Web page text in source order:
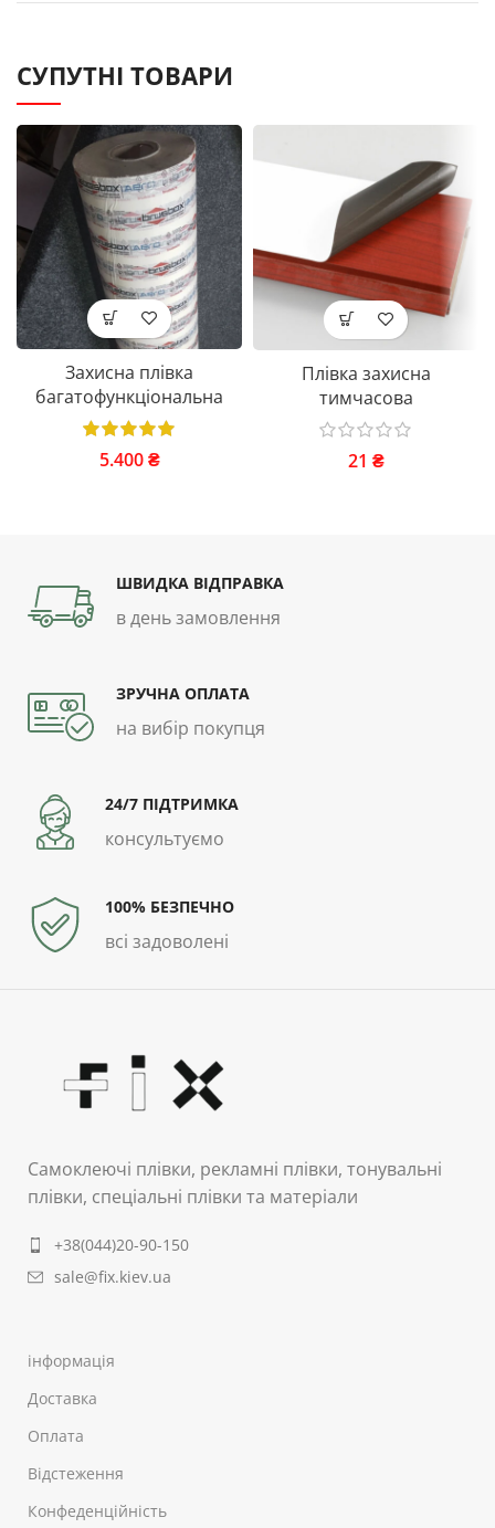
СУПУТНІ ТОВАРИ
Захисна плівка
багатофункціональна
5.400₴
Плівка захисна
тимчасова
21 ₴
ШВИДКА ВІДПРАВКА
в день замовлення
ЗРУЧНА ОПЛАТА
на вибір покупця
24/7 ПІДТРИМКА
консультуємо
100% БЕЗПЕЧНО
всі задоволені
Самоклеючі плівки, рекламні плівки, тонувальні
плівки, спеціальні плівки та матеріали
+38(044)20-90-150
sale@fix.kiev.ua
інформація
Доставка
Оплата
Відстеження
Конфеденційність